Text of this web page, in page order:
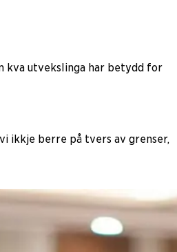
kva utvekslinga har betydd for
ikkje berre på tvers av grenser,